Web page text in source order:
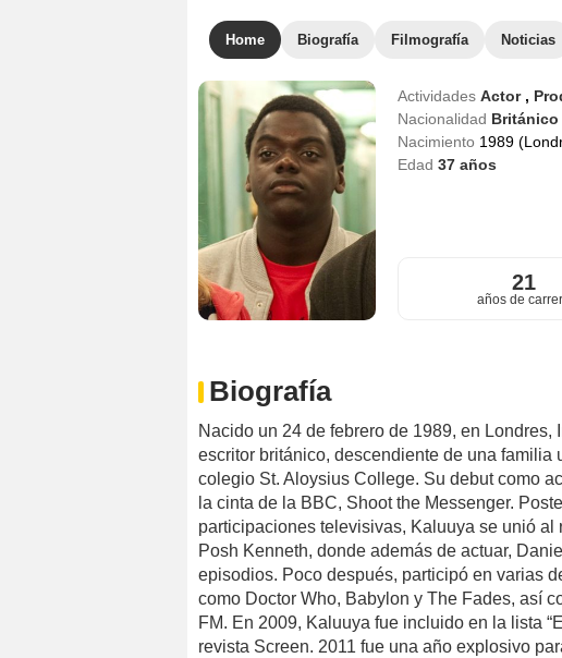
Home Biografía Filmografía Noticias
Actividades Actor ,
Nacionalidad Británico
Nacimiento 1989
Edad 37años
21
años de
Biografía
Nacido un 24 de febrero de 1989, en
escritor británico, descendiente de una familia
colegio St. Aloysius College. Su debut como
la cinta de la BBC, Shoot the Messenger.
participaciones televisivas, Kaluuya se unió
Posh Kenneth, donde además de actuar,
episodios. Poco después, participó en varias
como Doctor Who, Babylon y The Fades, así
FM. En 2009, Kaluuya fue incluido en la lista
revista Screen. 2011 fue una año explosivo